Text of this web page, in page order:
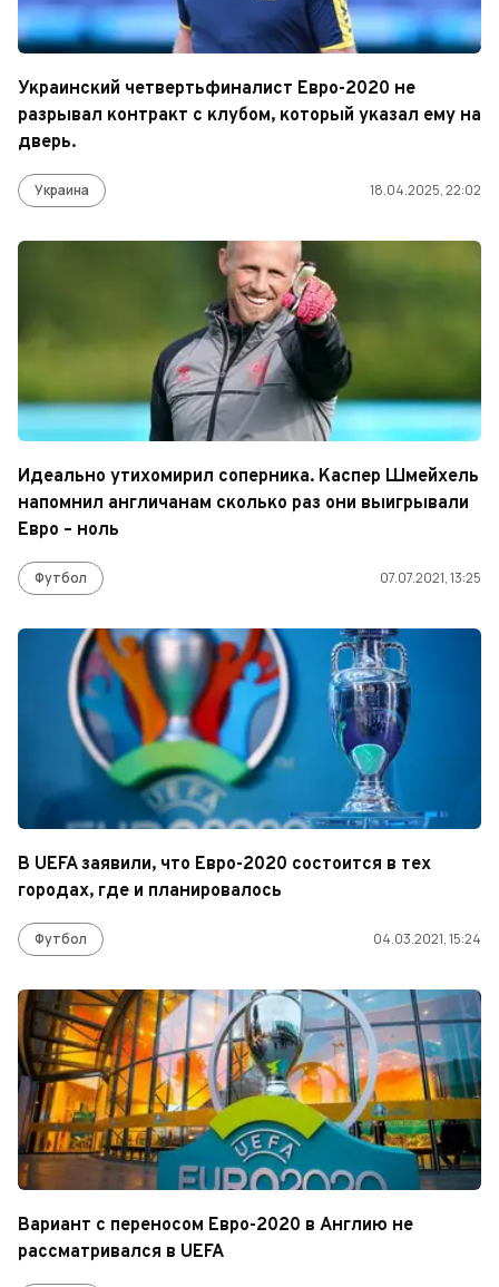
Украинский четвертьфиналист Евро-2020 не
разрывал контракт с клубом, который указал ему на
дверь.
Украина 18.04.2025, 22:02
Идеально утихомирил соперника. Каспер Шмейхель
напомнил англичанам сколько раз они выигрывали
Евро – ноль
Футбол 07.07.2021, 13:25
В UEFA заявили, что Евро-2020 состоится в тех
городах, где и планировалось
Футбол 04.03.2021, 15:24
Вариант с переносом Евро-2020 в Англию не
рассматривался в UEFA